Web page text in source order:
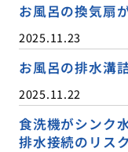
お風呂の換気扇
2025.11.23
お風呂の排水溝
2025.11.22
食洗機がシンク
排水接続のリスク